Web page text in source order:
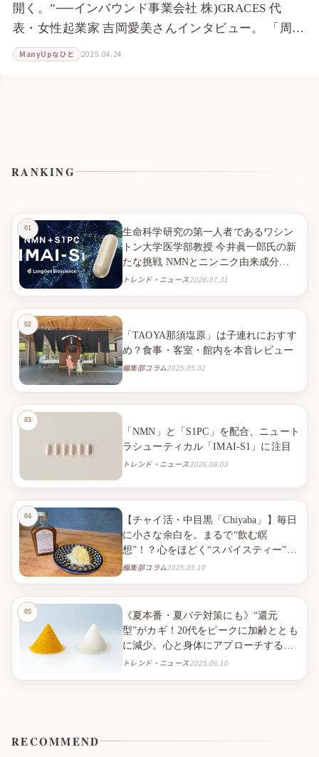
RANKING
生命科学研究の第一人者であるワシン
トン大学医学部教授 今井眞一郎氏の新
たな挑戦 NMNとニンニク由来成分
S1PC※１を組み合わせたニュートラシ
月より臨床試験販売を開始
トレンド・ニュース2026.07.31
「TAOYA那須塩原」は子連れにおすす
め？食事・客室・館内を本音レビュー
編集部コラム2025.05.02
「NMN」と「S1PC」を配合、ニュート
ラシューティカル「IMAI-S1」に注目
トレンド・ニュース 2026.08.03
【チャイ活・中目黒「Chiyaba」】毎日
に小さな余白を。まるで“飲む瞑
想”！？心をほどく“スパイスティー”と
の出会い。
編集部コラム2025.05.10
《夏本番・夏バテ対策にも》“還元
型”がカギ！20代をピークに加齢ととも
に減少。心と身体にアプローチする
「還元型コエンザイムQ10」で、毎日
トレンド・ニュース2025.06.10
RECOMMEND
開く。”──インバウンド事業会社 株)GRACES 代
表・女性起業家 吉岡愛美さんインタビュー。 「周り
と比較せず、自分の気持ちに従う」「積み重ねるこ
ManyUpなひと 2025.04.24